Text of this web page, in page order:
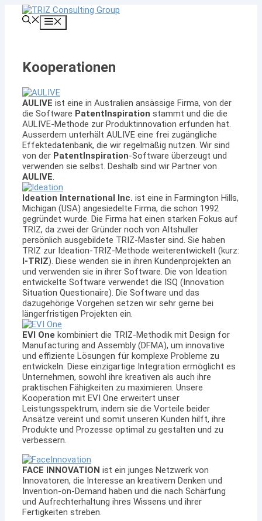
Inhalt
Kooperationen
AULIVE ist eine in Australien ansässige Firma, von der
die Software PatentInspiration stammt und die die
AULIVE-Methode zur Produktinnovation erfunden hat.
Ausserdem unterhält AULIVE eine frei zugängliche
Effektedatenbank, die wir regelmäßig nutzen. Wir sind
von der PatentInspiration-Software überzeugt und
verwenden sie selbst. Deshalb sind wir Partner von
AULIVE.
Ideation International Inc. ist eine in Farmington Hills,
Michigan (USA) angesiedelte Firma, die schon 1992
gegründet wurde. Die Firma hat einen starken Fokus auf
TRIZ, da zwei der Gründer noch von Altshuller
persönlich ausgebildete TRIZ-Master sind. Sie haben
TRIZ zur Ideation-TRIZ-Methode weiterentwickelt (kurz:
I-TRIZ). Diese wenden sie in ihren Kundenprojekten an
und verwenden sie in ihrer Software. Die von Ideation
entwickelte Software verwendet die ISQ (Innovation
Situation Questionaire). Die Software und das
dazugehörige Vorgehen setzen wir sehr gerne bei
längerfristigen Projekten ein.
EVI One kombiniert die TRIZ-Methodik mit Design for
Manufacturing and Assembly (DFMA), um innovative
und effiziente Lösungen für komplexe Probleme zu
entwickeln. Diese einzigartige Integration ermöglicht es
Unternehmen, sowohl ihre kreativen als auch ihre
praktischen Fähigkeiten zu maximieren. Unsere
Kooperation mit EVI One erweitert unser
Leistungsspektrum, indem sie die Vorteile beider
Ansätze vereint und somit unseren Kunden hilft, ihre
Produkte und Prozesse optimal zu gestalten und zu
verbessern.
FACE INNOVATION ist ein junges Netzwerk von
Innovatoren, die Interesse an kreativem Denken und
Invention-on-Demand haben und die nach Schärfung
und Aufrechterhaltung ihres Wissens und ihrer
Fertigkeiten streben.